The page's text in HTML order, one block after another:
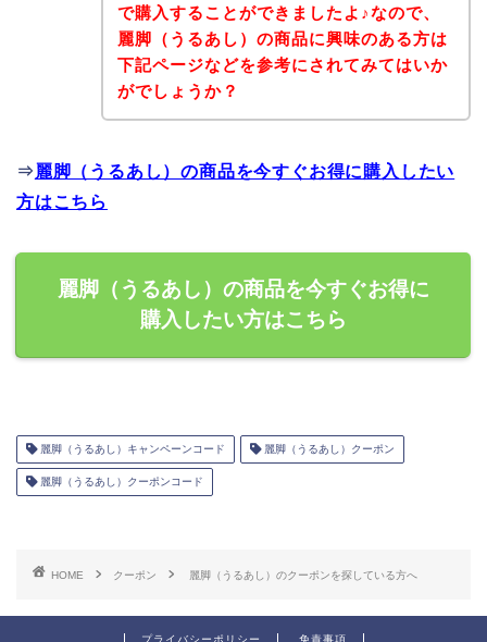
で購入することができましたよ♪なので、
麗脚（うるあし）の商品に興味のある方は
下記ページなどを参考にされてみてはいか
がでしょうか？
⇒ 麗脚（うるあし）の商品を今すぐお得に購入したい
方はこちら
麗脚（うるあし）の商品を今すぐお得に
購入したい方はこちら
麗脚（うるあし）キャンペーンコード 麗脚（うるあし）クーポン
麗脚（うるあし）クーポンコード
HOME クーポン 麗脚（うるあし）のクーポンを探している方へ
プライバシーポリシー 免責事項